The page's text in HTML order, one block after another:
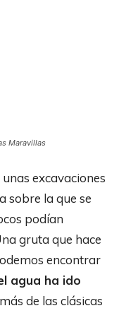
Maravillas
excavaciones
sobre la que se
podían
gruta que hace
encontrar
agua ha ido
de las clásicas